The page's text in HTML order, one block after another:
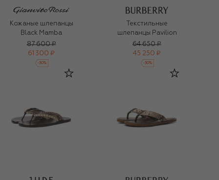
Кожаные шлепанцы
Black Mamba
87 600 ₽
61 300 ₽
-30%
Текстильные
шлепанцы Pavilion
64 650 ₽
45 250 ₽
-30%